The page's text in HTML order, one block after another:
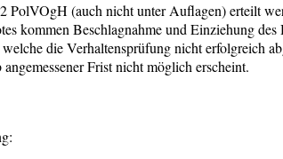
PolVOgH (auch nicht unter Auflagen) erteilt
kommen Beschlagnahme und Einziehung
die Verhaltensprüfung nicht erfolgreich
Frist nicht möglich erscheint.